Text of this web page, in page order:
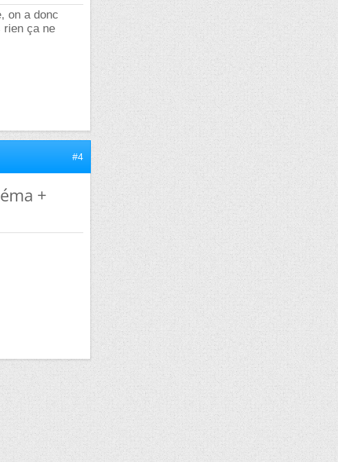
on a donc
rien ça ne
#4
+